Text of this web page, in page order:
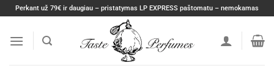
Skip
content
Perkant už 79€ ir daugiau – pristatymas LP EXPRESS paštomatu – nemokamas